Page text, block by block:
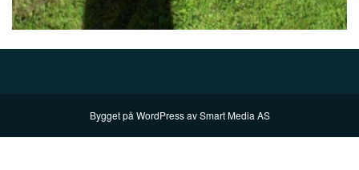
Bygget på WordPressavSmart Media AS